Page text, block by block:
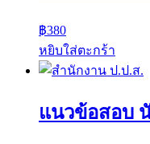
฿380
หยิบใส่ตะกร้า
แนวข้อสอบ